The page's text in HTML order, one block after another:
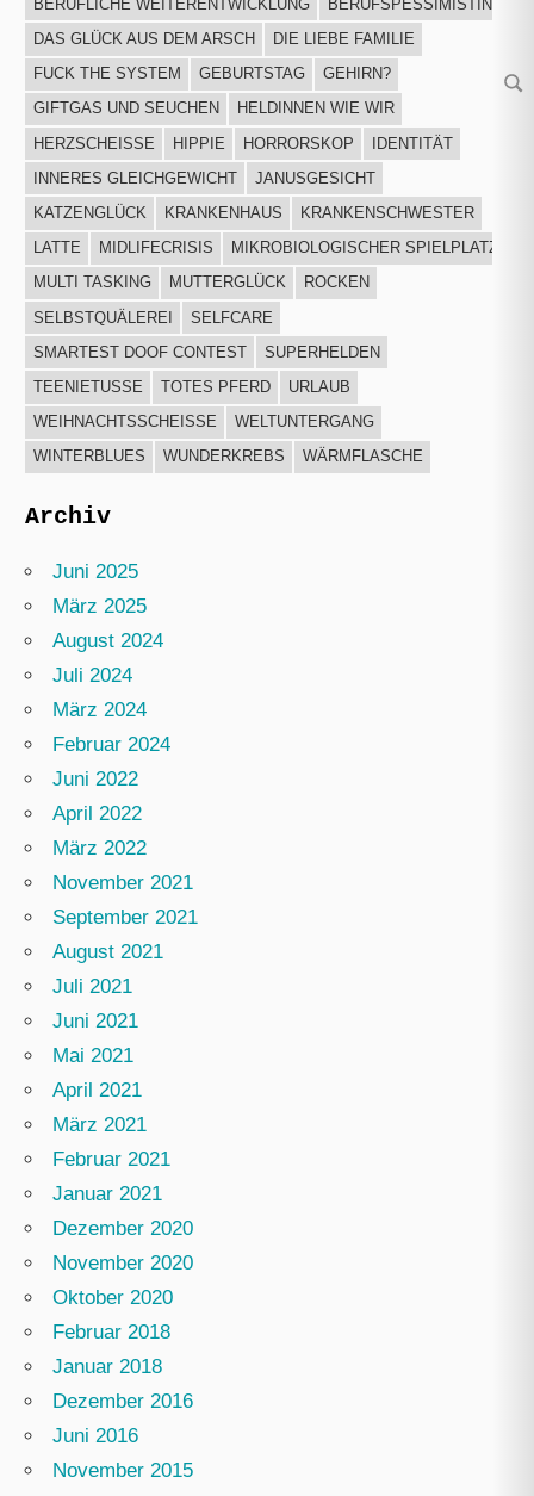
BERUFLICHE WEITERENTWICKLUNG
BERUFSPESSIMISTIN
DAS GLÜCK AUS DEM ARSCH
DIE LIEBE FAMILIE
FUCK THE SYSTEM
GEBURTSTAG
GEHIRN?
GIFTGAS UND SEUCHEN
HELDINNEN WIE WIR
HERZSCHEISSE
HIPPIE HORRORSKOP
IDENTITÄT
INNERES GLEICHGEWICHT
JANUSGESICHT
KATZENGLÜCK
KRANKENHAUS
KRANKENSCHWESTER
LATTE
MIDLIFECRISIS
MIKROBIOLOGISCHER SPIELPLATZ
MULTI TASKING
MUTTERGLÜCK
ROCKEN
SELBSTQUÄLEREI
SELFCARE
SMARTEST DOOF CONTEST
SUPERHELDEN
TEENIETUSSE
TOTES PFERD
URLAUB
WEIHNACHTSSCHEISSE
WELTUNTERGANG
WINTERBLUES
WUNDERKREBS WÄRMFLASCHE
Archiv
Juni 2025
März 2025
August 2024
Juli 2024
März 2024
Februar 2024
Juni 2022
April 2022
März 2022
November 2021
September 2021
August 2021
Juli 2021
Juni 2021
Mai 2021
April 2021
März 2021
Februar 2021
Januar 2021
Dezember 2020
November 2020
Oktober 2020
Februar 2018
Januar 2018
Dezember 2016
Juni 2016
November 2015